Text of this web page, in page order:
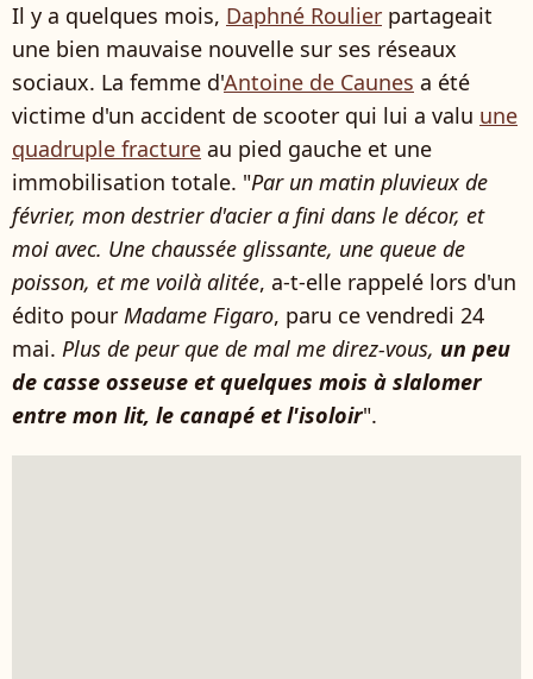
Il y a quelques mois, Daphné Roulier partageait
une bien mauvaise nouvelle sur ses réseaux
sociaux. La femme d'Antoine de Caunes a été
victime d'un accident de scooter qui lui a valu une
quadruple fracture au pied gauche et une
immobilisation totale. "Par un matin pluvieux de
février, mon destrier d'acier a fini dans le décor, et
moi avec. Une chaussée glissante, une queue de
poisson, et me voilà alitée, a-t-elle rappelé lors d'un
édito pour Madame Figaro, paru ce vendredi 24
mai. Plus de peur que de mal me direz-vous, un peu
de casse osseuse et quelques mois à slalomer
entre mon lit, le canapé et l'isoloir".